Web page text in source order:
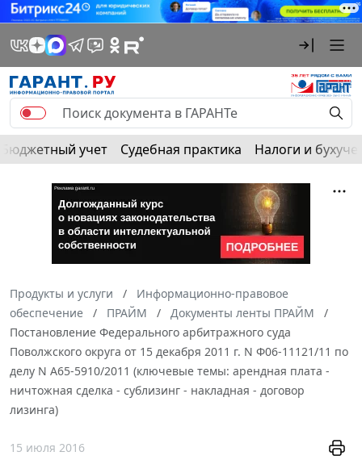
Бюджетный учет Судебная практика Налоги и
Продукты и услуги
Информационно-правовое
обеспечение
ПРАЙМ
Документы ленты ПРАЙМ
Постановление Федерального арбитражного суда
Поволжского округа от 15 декабря 2011 г. N Ф06-11121/11 по
делу N А65-5910/2011 (ключевые темы: арендная плата -
ничтожная сделка - сублизинг - накладная - договор
лизинга)
15 июля 2016